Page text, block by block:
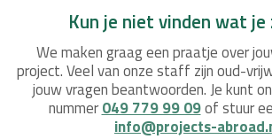
Kun je niet vinden wat je
We maken graag een praatje over
project. Veel van onze staff zijn oud-
jouw vragen beantwoorden. Je kunt
nummer049 779 99 09of stuur
info@projects-